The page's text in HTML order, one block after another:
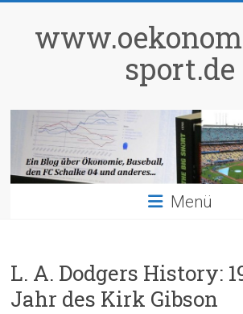
springen
sport.de
Menü
L. A. Dodgers History:
Jahr des Kirk Gibson